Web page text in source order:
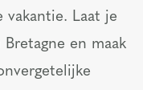
vakantie. Laat je
en maak